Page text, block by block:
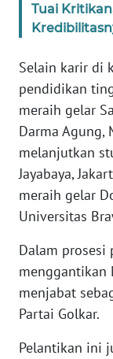
Tuai
Selain karir di
pendidikan
meraih gelar
Darma Agung,
melanjutkan
Jayabaya,
meraih gelar
Universitas
Dalam prosesi
menggantikan
menjabat
Partai Golkar.
Pelantikan ini
WN
NTT
KEPRI
WN
PAPUA
WN
PAPUA
WN
RIAU
SERAMBI